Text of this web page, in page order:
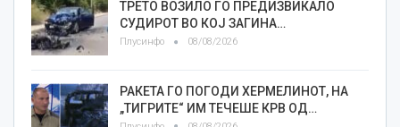
ТРЕТО ВОЗИЛО ГО ПРЕДИЗВИКАЛО
СУДИРОТ ВО КОЈ ЗАГИНА…
Плусинфо 08/08/2026
РАКЕТА ГО ПОГОДИ ХЕРМЕЛИНОТ, НА
„ТИГРИТЕ“ ИМ ТЕЧЕШЕ КРВ ОД…